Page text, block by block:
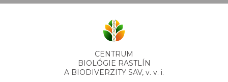
CENTRUM
BIOLÓGIE RASTLÍN
A BIODIVERZITY SAV, v. v. i.